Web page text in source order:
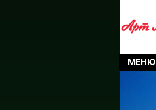
МЕНЮ